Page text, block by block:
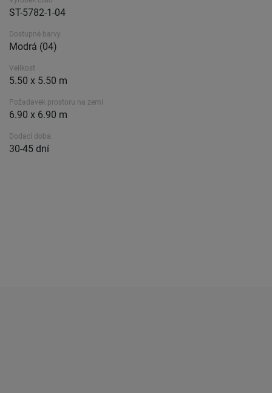
ST-5782-1-04
Dostupné barvy
Modrá (04)
Velikost
5.50 x 5.50 m
Požadavek prostoru na zemi
6.90 x 6.90 m
Dodací doba.
30-45 dní